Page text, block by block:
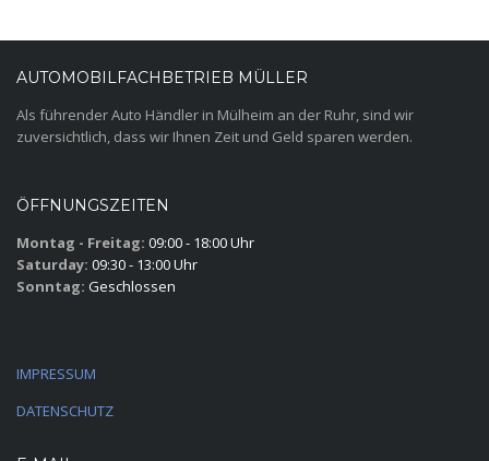
AUTOMOBILFACHBETRIEB MÜLLER
Als führender Auto Händler in Mülheim an der Ruhr, sind wir
zuversichtlich, dass wir Ihnen Zeit und Geld sparen werden.
ÖFFNUNGSZEITEN
Montag - Freitag: 09:00 - 18:00 Uhr
Saturday: 09:30 - 13:00 Uhr
Sonntag: Geschlossen
IMPRESSUM
DATENSCHUTZ